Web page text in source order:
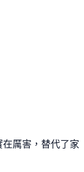
厲害，替代了家